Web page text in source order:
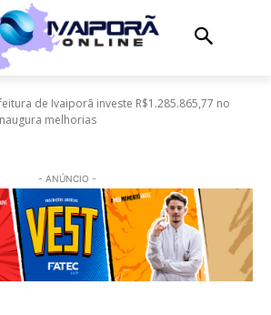
de Ivaiporã investe R$1.285.865,77 no
melhorias
- ANÚNCIO -